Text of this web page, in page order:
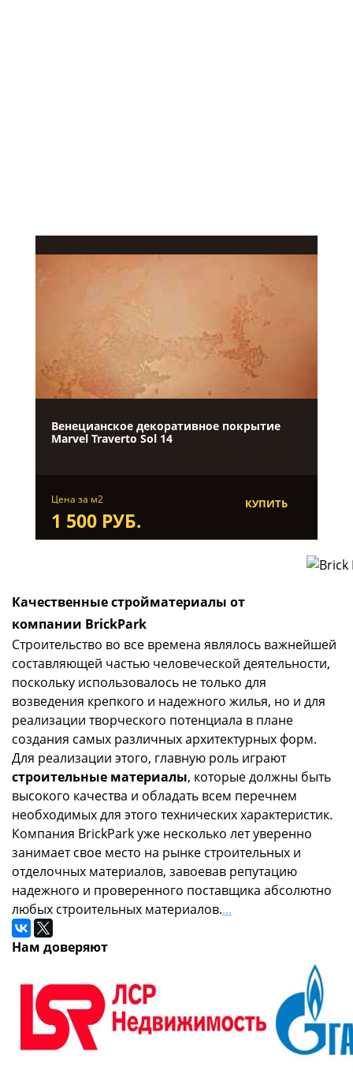
Венецианское декоративное покрытие
Marvel Traverto Sol 14
Цена за м2
1 500 РУБ.
КУПИТЬ
Качественные стройматериалы от
компании BrickPark
Строительство во все времена являлось важнейшей
составляющей частью человеческой деятельности,
поскольку использовалось не только для
возведения крепкого и надежного жилья, но и для
реализации творческого потенциала в плане
создания самых различных архитектурных форм.
Для реализации этого, главную роль играют
строительные материалы, которые должны быть
высокого качества и обладать всем перечнем
необходимых для этого технических характеристик.
Компания BrickPark уже несколько лет уверенно
занимает свое место на рынке строительных и
отделочных материалов, завоевав репутацию
надежного и проверенного поставщика абсолютно
любых строительных материалов....
Нам доверяют